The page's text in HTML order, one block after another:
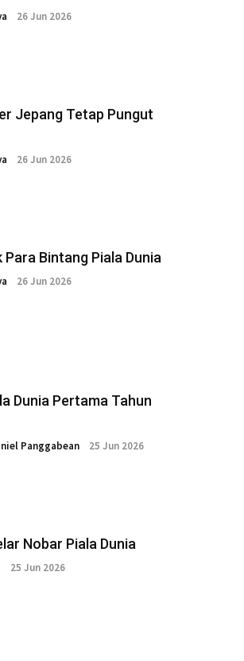
26 Jun 2026
Jepang Tetap Pungut
26 Jun 2026
Bintang Piala Dunia
26 Jun 2026
Dunia Pertama Tahun
Panggabean 25 Jun 2026
Nobar Piala Dunia
25 Jun 2026